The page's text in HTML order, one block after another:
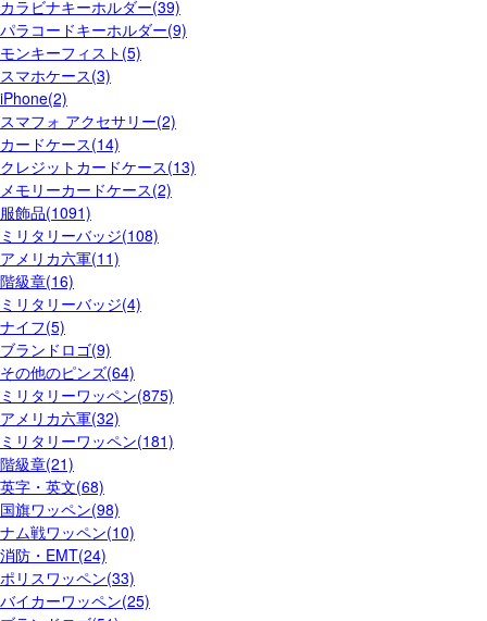
カラビナキーホルダー(39)
パラコードキーホルダー(9)
モンキーフィスト(5)
スマホケース(3)
iPhone(2)
スマフォ アクセサリー(2)
カードケース(14)
クレジットカードケース(13)
メモリーカードケース(2)
服飾品(1091)
ミリタリーバッジ(108)
アメリカ六軍(11)
階級章(16)
ミリタリーバッジ(4)
ナイフ(5)
ブランドロゴ(9)
その他のピンズ(64)
ミリタリーワッペン(875)
アメリカ六軍(32)
ミリタリーワッペン(181)
階級章(21)
英字・英文(68)
国旗ワッペン(98)
ナム戦ワッペン(10)
消防・EMT(24)
ポリスワッペン(33)
バイカーワッペン(25)